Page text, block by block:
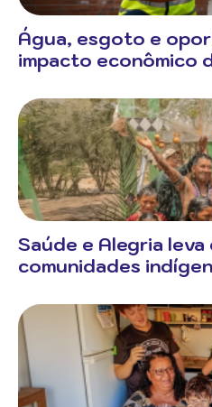
Água, esgoto e
impacto econômico
Saúde e Alegria leva
comunidades